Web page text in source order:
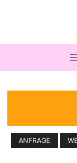
ANFRAGE